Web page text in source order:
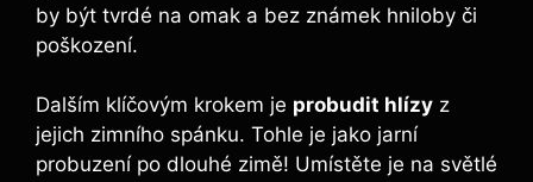
by být tvrdé na omak a bez známek hniloby či
poškození.
Dalším klíčovým krokem je probudit hlízy z
jejich zimního spánku. Tohle je jako jarní
probuzení po dlouhé zimě! Umístěte je na světlé